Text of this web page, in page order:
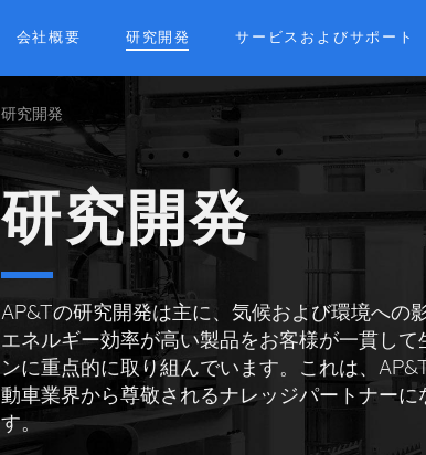
会社概要 研究開発 サービスおよびサポート
Breadcrumb
研究開発
研究開発
AP&Tの研究開発は主に、気候および環境への
エネルギー効率が高い製品をお客様が一貫し
ンに重点的に取り組んでいます。これは、
動車業界から尊敬されるナレッジパートナー
す。